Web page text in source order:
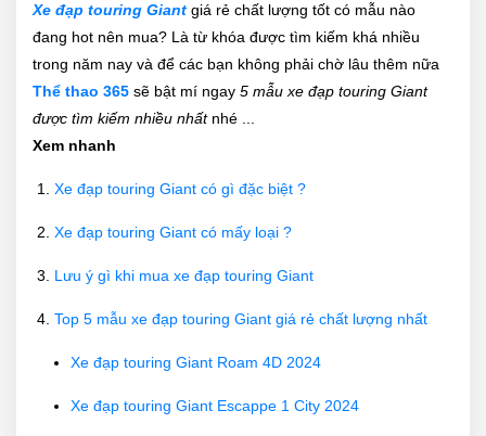
Xe đạp touring Giant giá rẻ chất lượng tốt có mẫu nào
đang hot nên mua? Là từ khóa được tìm kiếm khá nhiều
trong năm nay và để các bạn không phải chờ lâu thêm nữa
Thể thao 365 sẽ bật mí ngay 5 mẫu xe đạp touring Giant
được tìm kiếm nhiều nhấtnhé ...
Xem nhanh
Xe đạp touring Giant có gì đặc biệt ?
Xe đạp touring Giant có mấy loại ?
Lưu ý gì khi mua xe đạp touring Giant
Top 5 mẫu xe đạp touring Giant giá rẻ chất lượng nhất
Xe đạp touring Giant Roam 4D 2024
Xe đạp touring Giant Escappe 1 City 2024